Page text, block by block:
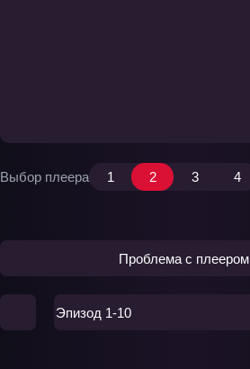
Выбор плеера 1 2 3 4
Проблема с плеером
Эпизод 1-10